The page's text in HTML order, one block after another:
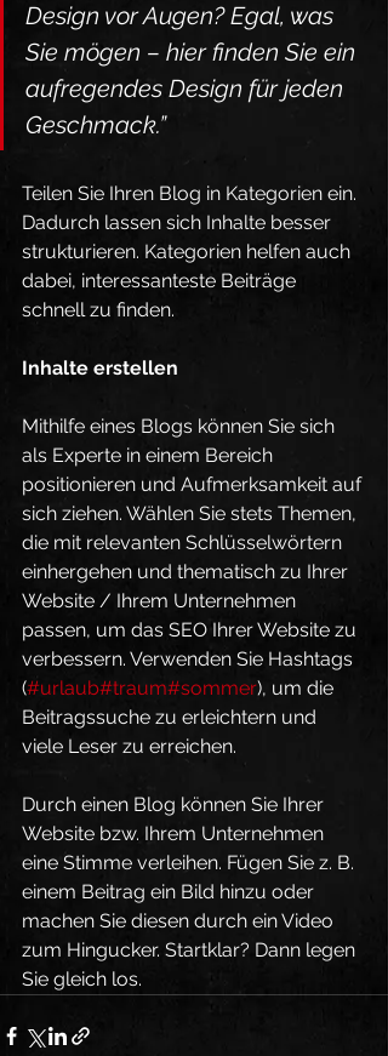
Design vor Augen? Egal, was
Sie mögen – hier finden Sie ein
aufregendes Design für jeden
Geschmack.”
Teilen Sie Ihren Blog in Kategorien ein.
Dadurch lassen sich Inhalte besser
strukturieren. Kategorien helfen auch
dabei, interessanteste Beiträge
schnell zu finden.
Inhalte erstellen
Mithilfe eines Blogs können Sie sich
als Experte in einem Bereich
positionieren und Aufmerksamkeit auf
sich ziehen. Wählen Sie stets Themen,
die mit relevanten Schlüsselwörtern
einhergehen und thematisch zu Ihrer
Website / Ihrem Unternehmen
passen, um das SEO Ihrer Website zu
verbessern. Verwenden Sie Hashtags
(#urlaub#traum#sommer), um die
Beitragssuche zu erleichtern und
viele Leser zu erreichen.
Durch einen Blog können Sie Ihrer
Website bzw. Ihrem Unternehmen
eine Stimme verleihen. Fügen Sie z. B.
einem Beitrag ein Bild hinzu oder
machen Sie diesen durch ein Video
zum Hingucker. Startklar? Dann legen
Sie gleich los.